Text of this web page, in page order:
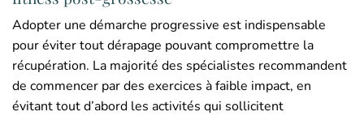
Adopter une démarche progressive est indispensable
pour éviter tout dérapage pouvant compromettre la
récupération. La majorité des spécialistes recommandent
de commencer par des exercices à faible impact, en
évitant tout d’abord les activités qui sollicitent